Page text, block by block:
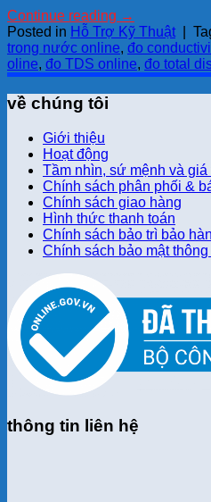
Continue reading →
Posted in Hỗ Trợ Kỹ Thuật
trong nước online, đo
oline, đo TDS online, đo total
về chúng tôi
Giới thiệu
Hoạt động
Tầm nhìn, sứ mệnh và giá
Chính sách phân phối &
Chính sách giao hàng
Hình thức thanh toán
Chính sách bảo trì bảo
Chính sách bảo mật
thông tin liên hệ